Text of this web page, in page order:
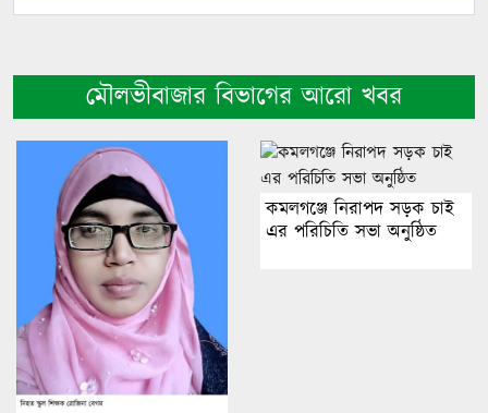
মৌলভীবাজার বিভাগের আরো খবর
কমলগঞ্জে নিরাপদ সড়ক চাই
এর পরিচিতি সভা অনুষ্ঠিত